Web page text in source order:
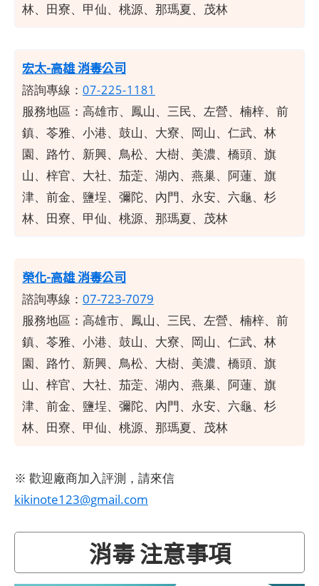
林、田寮、甲仙、桃源、那瑪夏、茂林
宏太-高雄 消毒公司
諮詢專線： 07-225-1181
服務地區：高雄市、鳳山、三民、左營、楠梓、前
鎮、苓雅、小港、鼓山、大寮、岡山、仁武、林
園、路竹、新興、鳥松、大樹、美濃、橋頭、旗
山、梓官、大社、茄萣、湖內、燕巢、阿蓮、旗
津、前金、鹽埕、彌陀、內門、永安、六龜、杉
林、田寮、甲仙、桃源、那瑪夏、茂林
榮化-高雄 消毒公司
諮詢專線： 07-723-7079
服務地區：高雄市、鳳山、三民、左營、楠梓、前
鎮、苓雅、小港、鼓山、大寮、岡山、仁武、林
園、路竹、新興、鳥松、大樹、美濃、橋頭、旗
山、梓官、大社、茄萣、湖內、燕巢、阿蓮、旗
津、前金、鹽埕、彌陀、內門、永安、六龜、杉
林、田寮、甲仙、桃源、那瑪夏、茂林
※ 歡迎廠商加入評測，請來信
kikinote123@gmail.com
消毒 注意事項